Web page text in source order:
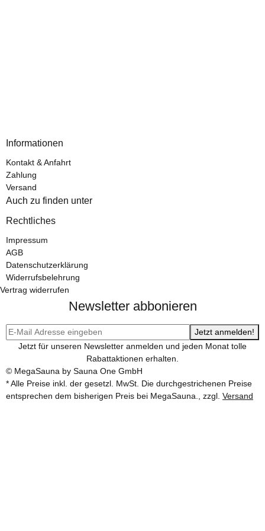
Informationen
Kontakt & Anfahrt
Zahlung
Versand
Auch zu finden unter
Rechtliches
Impressum
AGB
Datenschutzerklärung
Widerrufsbelehrung
Vertrag widerrufen
Newsletter abbonieren
Jetzt anmelden!
Jetzt für unseren Newsletter anmelden und jeden Monat tolle
Rabattaktionen erhalten.
© MegaSauna by Sauna One GmbH
* Alle Preise inkl. der gesetzl. MwSt. Die durchgestrichenen Preise
entsprechen dem bisherigen Preis bei MegaSauna., zzgl. Versand